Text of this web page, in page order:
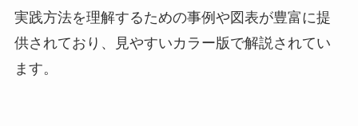
実践方法を理解するための事例や図表が豊富に提
供されており、見やすいカラー版で解説されてい
ます。